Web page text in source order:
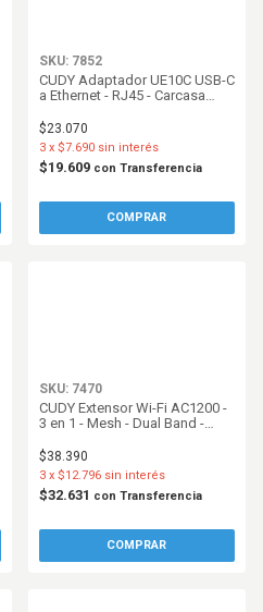
SKU: 7852
CUDY Adaptador UE10C USB-C
a Ethernet - RJ45 - Carcasa
$23.070
$19.609 con Transferencia
3 x $7.690 sin interés
SKU: 7470
CUDY Extensor Wi-Fi AC1200 -
3 en 1 - Mesh - Dual Band -
$38.390
$32.631 con Transferencia
3 x $12.796 sin interés